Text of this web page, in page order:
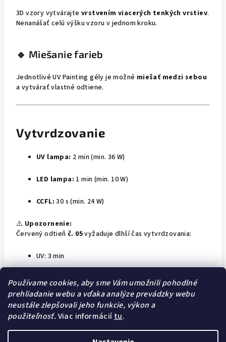
Používame cookies, aby sme Vám umožnili pohodlné
prehliadanie webu a vďaka analýze prevádzky webu
neustále zlepšovali jeho funkcie, výkon a
použiteľnosť.Viac informáciítu.
3D vzory vytvárajte vrstvením viacerých tenkých vrstiev.
Nenanášať celú výšku vzoru v jednom kroku.
🔹 Miešanie farieb
Jednotlivé UV Painting gély je možné miešať medzi sebou
a vytvárať vlastné odtiene.
Vytvrdzovanie
UV lampa: 2 min (min. 36 W)
LED lampa: 1 min (min. 10 W)
CCFL: 30 s (min. 24 W)
⚠️ Upozornenie:
Červený odtieň č. 05vyžaduje dlhší čas vytvrdzovania:
UV: 3 min
LED: 2 min
CCFL: 1,5 min